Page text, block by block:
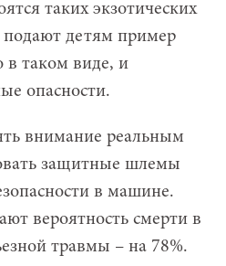
таких экзотических
детям пример
в таком виде, и
опасности.
внимание реальным
защитные шлемы
в машине.
вероятность смерти в
травмы – на 78%.